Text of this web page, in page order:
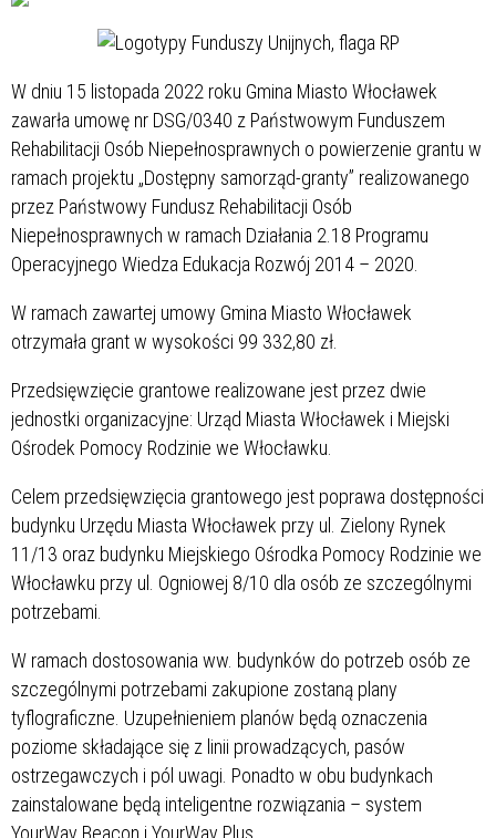
W dniu 15 listopada 2022 roku Gmina Miasto Włocławek
zawarła umowę nr DSG/0340 z Państwowym Funduszem
Rehabilitacji Osób Niepełnosprawnych o powierzenie grantu w
ramach projektu „Dostępny samorząd-granty” realizowanego
przez Państwowy Fundusz Rehabilitacji Osób
Niepełnosprawnych w ramach Działania 2.18 Programu
Operacyjnego Wiedza Edukacja Rozwój 2014 – 2020.
W ramach zawartej umowy Gmina Miasto Włocławek
otrzymała grant w wysokości 99 332,80 zł.
Przedsięwzięcie grantowe realizowane jest przez dwie
jednostki organizacyjne: Urząd Miasta Włocławek i Miejski
Ośrodek Pomocy Rodzinie we Włocławku.
Celem przedsięwzięcia grantowego jest poprawa dostępności
budynku Urzędu Miasta Włocławek przy ul. Zielony Rynek
11/13 oraz budynku Miejskiego Ośrodka Pomocy Rodzinie we
Włocławku przy ul. Ogniowej 8/10 dla osób ze szczególnymi
potrzebami.
W ramach dostosowania ww. budynków do potrzeb osób ze
szczególnymi potrzebami zakupione zostaną plany
tyflograficzne. Uzupełnieniem planów będą oznaczenia
poziome składające się z linii prowadzących, pasów
ostrzegawczych i pól uwagi. Ponadto w obu budynkach
zainstalowane będą inteligentne rozwiązania – system
YourWay Beacon i YourWay Plus.